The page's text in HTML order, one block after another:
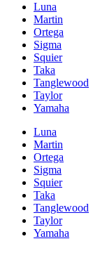
Luna
Martin
Ortega
Sigma
Squier
Taka
Tanglewood
Taylor
Yamaha
Luna
Martin
Ortega
Sigma
Squier
Taka
Tanglewood
Taylor
Yamaha